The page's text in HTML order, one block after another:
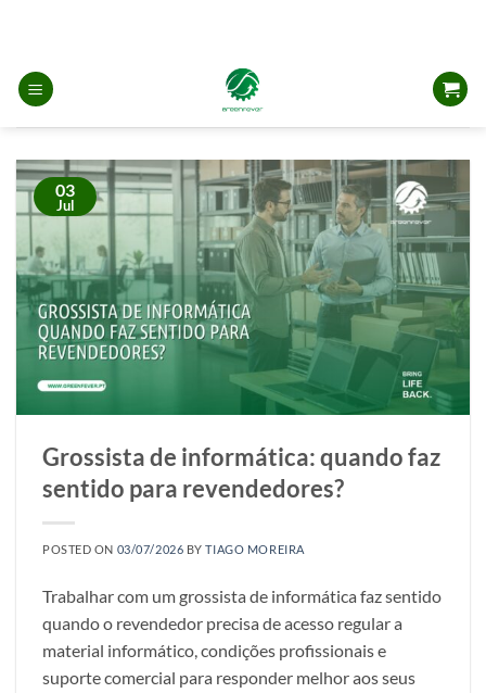
content
03
Jul
Grossista de informática: quando faz
sentido para revendedores?
POSTED ON 03/07/2026 BYTIAGO MOREIRA
Trabalhar com um grossista de informática faz sentido
quando o revendedor precisa de acesso regular a
material informático, condições profissionais e
suporte comercial para responder melhor aos seus